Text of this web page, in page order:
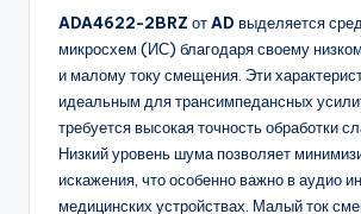
ADA4622-2BRZ отAD выделяется
микросхем (ИС) благодаря своему
и малому току смещения. Эти
идеальным для трансимпедансных
требуется высокая точность обработки
Низкий уровень шума позволяет
искажения, что особенно важно в аудио
медицинских устройствах. Малый ток